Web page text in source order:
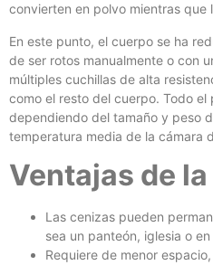
convierten en polvo mientras que
En este punto, el cuerpo se ha
de ser rotos manualmente o con
múltiples cuchillas de alta
como el resto del cuerpo. Todo
dependiendo del tamaño y peso
temperatura media de la cámara
Ventajas de
Las cenizas pueden
sea un panteón, iglesia o
Requiere de menor